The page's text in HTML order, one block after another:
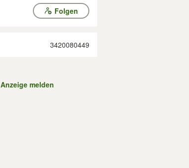
Folgen
3420080449
Anzeige melden